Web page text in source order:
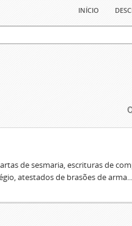
início
de sesmaria, escrituras de
atestados de brasões de arma...